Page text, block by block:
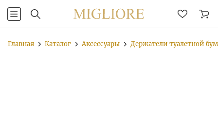
Главная Каталог Аксессуары Держатели туалетной